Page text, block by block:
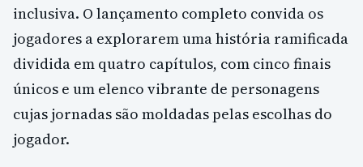
inclusiva. O lançamento completo convida os
jogadores a explorarem uma história ramificada
dividida em quatro capítulos, com cinco finais
únicos e um elenco vibrante de personagens
cujas jornadas são moldadas pelas escolhas do
jogador.